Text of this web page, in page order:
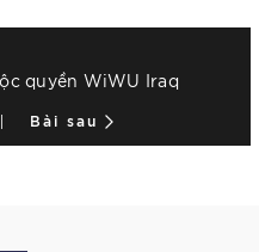
quyền WiWU Iraq
Bài sau